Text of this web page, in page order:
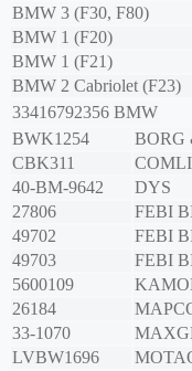
BMW 3 (F30, F80)
BMW 1 (F20)
BMW 1 (F21)
BMW 2 Cabriolet (F23)
33416792356 BMW
BWK1254
BORG
CBK311
40-BM-9642
DYS
27806
FEBI
49702
FEBI
49703
FEBI
5600109
26184
33-1070
LVBW1696